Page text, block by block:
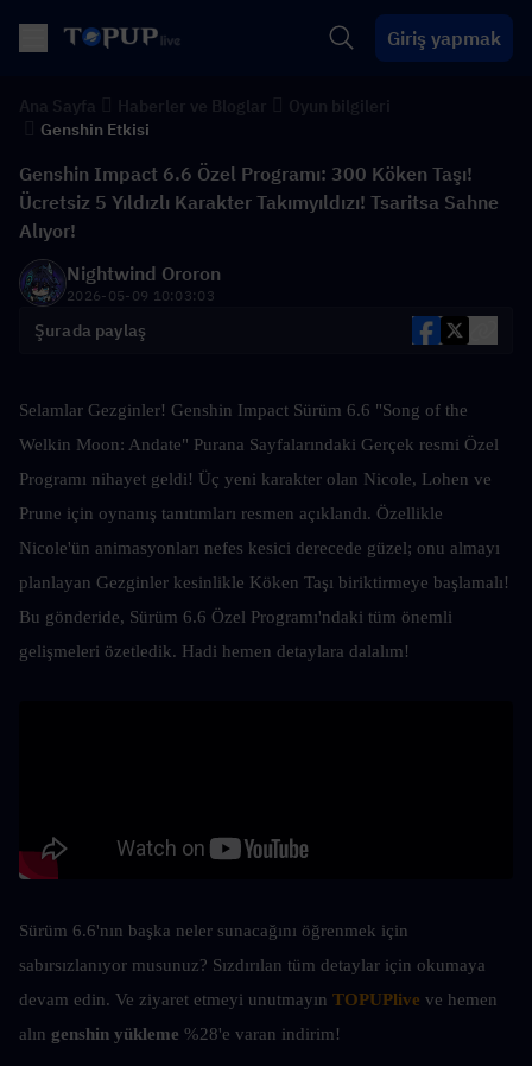
Giriş yapmak
Genshin Etkisi
Genshin Impact 6.6 Özel Programı: 300 Köken Taşı!
Ücretsiz 5 Yıldızlı Karakter Takımyıldızı! Tsaritsa Sahne
Alıyor!
Nightwind Ororon
2026-05-09 10:03:03
Şurada paylaş
Selamlar Gezginler! Genshin Impact Sürüm 6.6 "Song of the
Welkin Moon: Andate" Purana Sayfalarındaki Gerçek resmi Özel
Programı nihayet geldi! Üç yeni karakter olan Nicole, Lohen ve
Prune için oynanış tanıtımları resmen açıklandı. Özellikle
Nicole'ün animasyonları nefes kesici derecede güzel; onu almayı
planlayan Gezginler kesinlikle Köken Taşı biriktirmeye başlamalı!
Bu gönderide, Sürüm 6.6 Özel Programı'ndaki tüm önemli
gelişmeleri özetledik. Hadi hemen detaylara dalalım!
Sürüm 6.6'nın başka neler sunacağını öğrenmek için
sabırsızlanıyor musunuz? Sızdırılan tüm detaylar için okumaya
devam edin. Ve ziyaret etmeyi unutmayın TOPUPlive ve hemen
alın genshin yükleme %28'e varan indirim!